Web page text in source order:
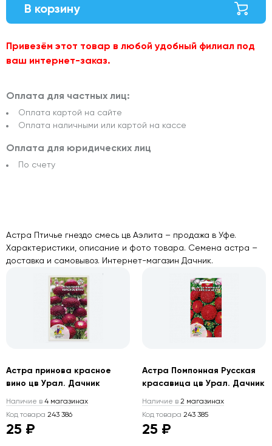
В корзину
Привезём этот товар в любой удобный филиал под
ваш интернет-заказ.
Оплата для частных лиц:
Оплата картой на сайте
Оплата наличными или картой на кассе
Оплата для юридических лиц
По счету
Астра Птичье гнездо смесь цв Аэлита – продажа в Уфе.
Характеристики, описание и фото товара. Семена астра –
доставка и самовывоз. Интернет-магазин Дачник.
Астра принова красное
вино цв Урал. Дачник
Наличие в 4 магазинах
Код товара 243 386
25 ₽
Астра Помпонная Русская
красавица цв Урал. Дачник
Наличие в 2 магазинах
Код товара 243 385
25 ₽